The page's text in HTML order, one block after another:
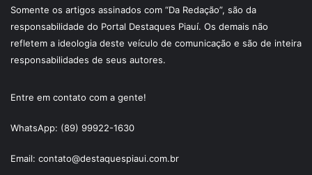
Somente os artigos assinados com “Da Redação”, são da
responsabilidade do Portal Destaques Piauí. Os demais não
refletem a ideologia deste veículo de comunicação e são de inteira
responsabilidades de seus autores.
Entre em contato com a gente!
WhatsApp: (89) 99922-1630
Email: contato@destaquespiaui.com.br